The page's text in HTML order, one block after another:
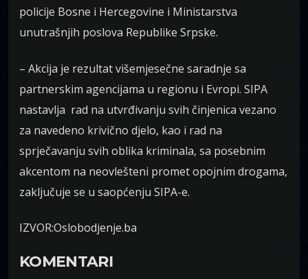
policije Bosne i Hercegovine i Ministarstva
unutrašnjih poslova Republike Srpske.
– Akcija je rezultat višemjesečne saradnje sa
partnerskim agencijama u regionu i Evropi. SIPA
nastavlja rad na utvrđivanju svih činjenica vezano
za navedeno krivično djelo, kao i rad na
sprječavanju svih oblika kriminala, sa posebnim
akcentom na neovlešteni promet opojnim drogama,
zaključuje se u saopćenju SIPA-e.
IZVOR:Oslobodjenje.ba
KOMENTARI